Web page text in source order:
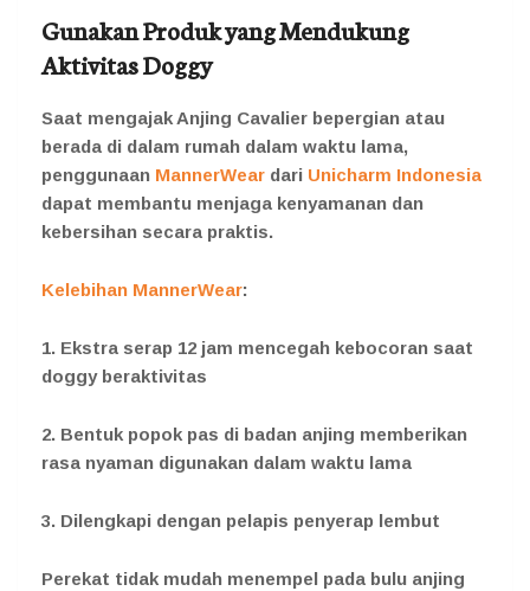
Gunakan Produk yang Mendukung
Aktivitas Doggy
Saat mengajak Anjing Cavalier bepergian atau
berada di dalam rumah dalam waktu lama,
penggunaan MannerWear dari Unicharm Indonesia
dapat membantu menjaga kenyamanan dan
kebersihan secara praktis.
Kelebihan MannerWear:
1. Ekstra serap 12 jam mencegah kebocoran saat
doggy beraktivitas
2. Bentuk popok pas di badan anjing memberikan
rasa nyaman digunakan dalam waktu lama
3. Dilengkapi dengan pelapis penyerap lembut
Perekat tidak mudah menempel pada bulu anjing